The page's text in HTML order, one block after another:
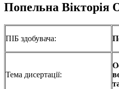
Попельна Вікторія
ПІБ здобувача:
Тема дисертації: